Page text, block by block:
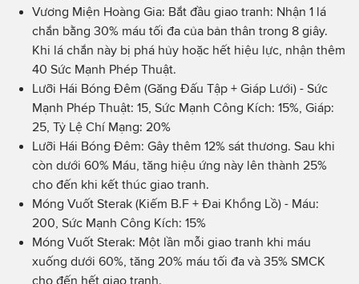
Vương Miện Hoàng Gia: Bắt đầu giao tranh: Nhận 1 lá
chắn bằng 30% máu tối đa của bản thân trong 8 giây.
Khi lá chắn này bị phá hủy hoặc hết hiệu lực, nhận thêm
40 Sức Mạnh Phép Thuật.
Lưỡi Hái Bóng Đêm (Găng Đấu Tập + Giáp Lưới) - Sức
Mạnh Phép Thuật: 15, Sức Mạnh Công Kích: 15%, Giáp:
25, Tỷ Lệ Chí Mạng: 20%
Lưỡi Hái Bóng Đêm: Gây thêm 12% sát thương. Sau khi
còn dưới 60% Máu, tăng hiệu ứng này lên thành 25%
cho đến khi kết thúc giao tranh.
Móng Vuốt Sterak (Kiếm B.F + Đai Khổng Lồ) - Máu:
200, Sức Mạnh Công Kích: 15%
Móng Vuốt Sterak: Một lần mỗi giao tranh khi máu
xuống dưới 60%, tăng 20% máu tối đa và 35% SMCK
cho đến hết giao tranh.